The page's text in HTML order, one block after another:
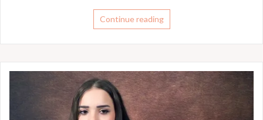
Continue reading